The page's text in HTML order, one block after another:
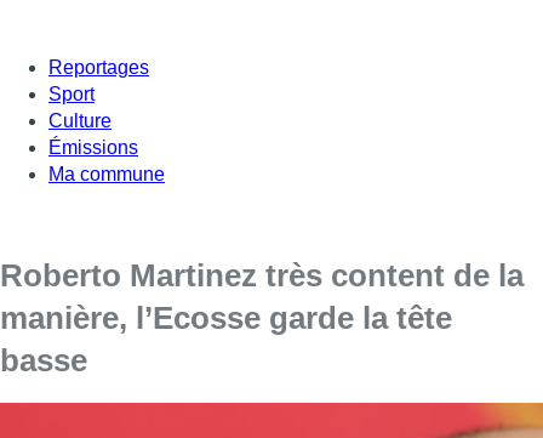
Reportages
Sport
Culture
Émissions
Ma commune
Roberto Martinez très content de la
manière, l’Ecosse garde la tête
basse